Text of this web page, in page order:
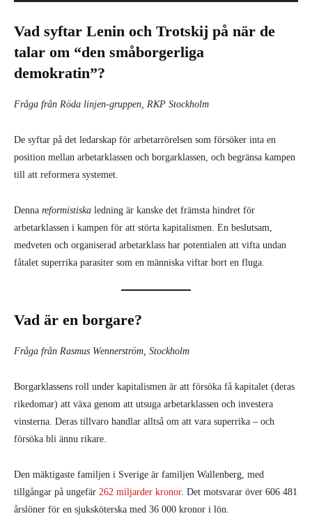
Vad syftar Lenin och Trotskij på när de
talar om “den småborgerliga
demokratin”?
Fråga från Röda linjen-gruppen, RKP Stockholm
De syftar på det ledarskap för arbetarrörelsen som försöker inta en
position mellan arbetarklassen och borgarklassen, och begränsa kampen
till att reformera systemet.
Denna reformistiska ledning är kanske det främsta hindret för
arbetarklassen i kampen för att störta kapitalismen. En beslutsam,
medveten och organiserad arbetarklass har potentialen att vifta undan
fåtalet superrika parasiter som en människa viftar bort en fluga.
Vad är en borgare?
Fråga från Rasmus Wennerström, Stockholm
Borgarklassens roll under kapitalismen är att försöka få kapitalet (deras
rikedomar) att växa genom att utsuga arbetarklassen och investera
vinsterna. Deras tillvaro handlar alltså om att vara superrika – och
försöka bli ännu rikare.
Den mäktigaste familjen i Sverige är familjen Wallenberg, med
tillgångar på ungefär 262 miljarder kronor. Det motsvarar över 606 481
årslöner för en sjuksköterska med 36 000 kronor i lön.